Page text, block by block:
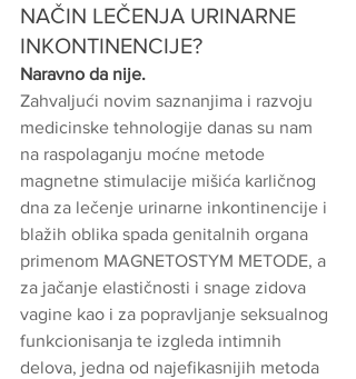
NAČIN LEČENJA URINARNE
INKONTINENCIJE?
Naravno da nije.
Zahvaljući novim saznanjima i razvoju
medicinske tehnologije danas su nam
na raspolaganju moćne metode
magnetne stimulacije mišića karličnog
dna za lečenje urinarne inkontinencije i
blažih oblika spada genitalnih organa
primenom MAGNETOSTYM METODE, a
za jačanje elastičnosti i snage zidova
vagine kao i za popravljanje seksualnog
funkcionisanja te izgleda intimnih
delova, jedna od najefikasnijih metoda